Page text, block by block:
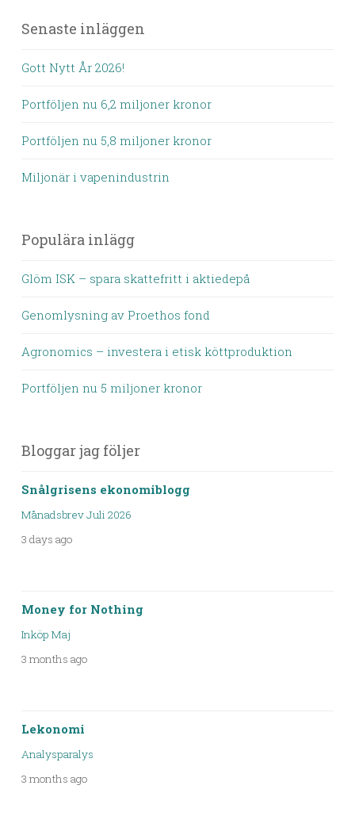
Senaste inläggen
Gott Nytt År 2026!
Portföljen nu 6,2 miljoner kronor
Portföljen nu 5,8 miljoner kronor
Miljonär i vapenindustrin
Populära inlägg
Glöm ISK – spara skattefritt i aktiedepå
Genomlysning av Proethos fond
Agronomics – investera i etisk köttproduktion
Portföljen nu 5 miljoner kronor
Bloggar jag följer
Snålgrisens ekonomiblogg
Månadsbrev Juli 2026
3 days ago
Money for Nothing
Inköp Maj
3 months ago
Lekonomi
Analysparalys
3 months ago